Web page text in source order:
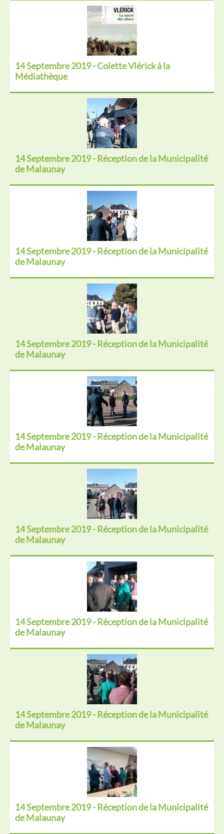
14 Septembre 2019 - Colette Vlérick à la
Médiathèque
14 Septembre 2019 - Réception de la Municipalité
de Malaunay
14 Septembre 2019 - Réception de la Municipalité
de Malaunay
14 Septembre 2019 - Réception de la Municipalité
de Malaunay
14 Septembre 2019 - Réception de la Municipalité
de Malaunay
14 Septembre 2019 - Réception de la Municipalité
de Malaunay
14 Septembre 2019 - Réception de la Municipalité
de Malaunay
14 Septembre 2019 - Réception de la Municipalité
de Malaunay
14 Septembre 2019 - Réception de la Municipalité
de Malaunay